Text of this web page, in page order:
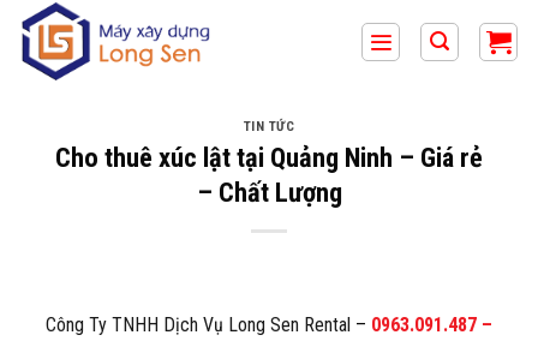
qua
TIN TỨC
Cho thuê xúc lật tại Quảng Ninh – Giá rẻ
– Chất Lượng
Công Ty TNHH Dịch Vụ Long Sen Rental – 0963.091.487 –